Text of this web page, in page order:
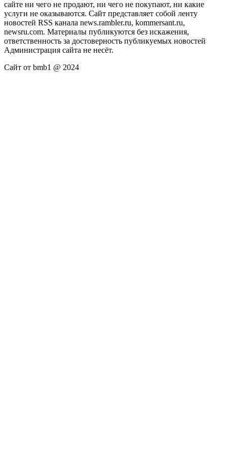
сайте ни чего не продают, ни чего не покупают, ни какие
услуги не оказываются. Сайт представляет собой ленту
новостей RSS канала news.rambler.ru, kommersant.ru,
newsru.com. Материалы публикуются без искажения,
ответственность за достоверность публикуемых новостей
Администрация сайта не несёт.
Сайт от bmb1 @ 2024